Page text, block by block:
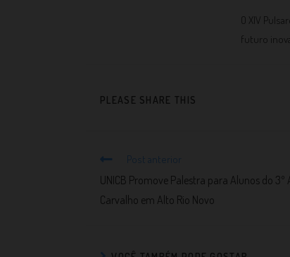
O XIV
futuro
PLEASE SHARE THIS
Post anterior
UNICB Promove Palestra para Alunos do
Carvalho em Alto Rio Novo